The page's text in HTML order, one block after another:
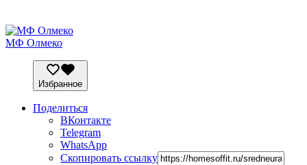
МФ Олмеко
Избранное
Поделиться
ВКонтакте
Telegram
WhatsApp
Скопировать ссылку